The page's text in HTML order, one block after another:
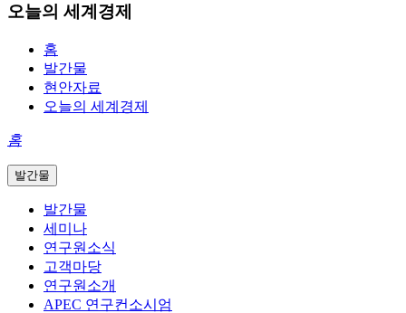
오늘의 세계경제
홈
발간물
현안자료
오늘의 세계경제
홈
발간물
발간물
세미나
연구원소식
고객마당
연구원소개
APEC 연구컨소시엄